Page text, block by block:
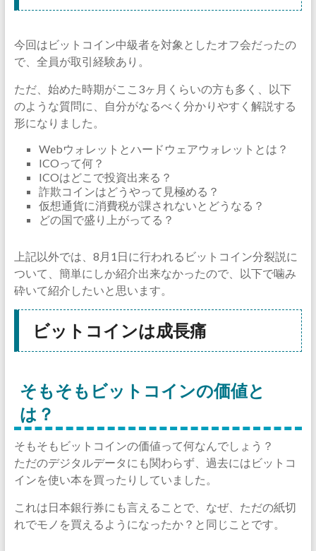
今回はビットコイン中級者を対象としたオフ会だったの
で、全員が取引経験あり。
ただ、始めた時期がここ3ヶ月くらいの方も多く、以下
のような質問に、自分がなるべく分かりやすく解説する
形になりました。
Webウォレットとハードウェアウォレットとは？
ICOって何？
ICOはどこで投資出来る？
詐欺コインはどうやって見極める？
仮想通貨に消費税が課されないとどうなる？
どの国で盛り上がってる？
上記以外では、8月1日に行われるビットコイン分裂説に
ついて、簡単にしか紹介出来なかったので、以下で噛み
砕いて紹介したいと思います。
ビットコインは成長痛
そもそもビットコインの価値と
は？
そもそもビットコインの価値って何なんでしょう？
ただのデジタルデータにも関わらず、過去にはビットコ
インを使い本を買ったりしていました。
これは日本銀行券にも言えることで、なぜ、ただの紙切
れでモノを買えるようになったか？と同じことです。